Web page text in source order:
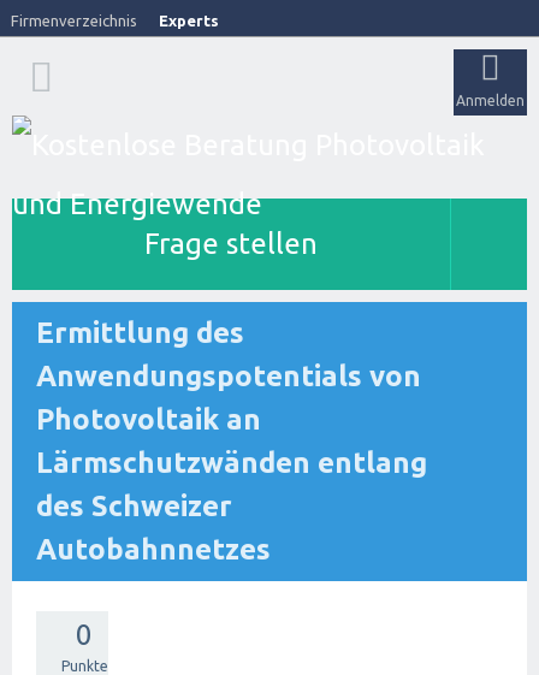
Firmenverzeichnis Experts
Anmelden
Frage stellen
Ermittlung des
Anwendungspotentials von
Photovoltaik an
Lärmschutzwänden entlang
des Schweizer
Autobahnnetzes
0
Punkte